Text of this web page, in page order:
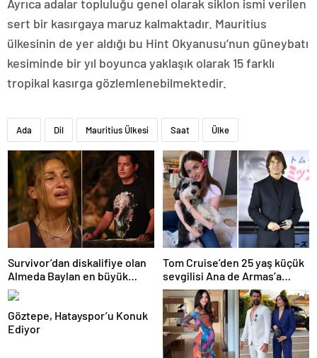
Ayrıca adalar topluluğu genel olarak siklon ismi verilen
sert bir kasırgaya maruz kalmaktadır. Mauritius
ülkesinin de yer aldığı bu Hint Okyanusu’nun güneybatı
kesiminde bir yıl boyunca yaklaşık olarak 15 farklı
tropikal kasırga gözlemlenebilmektedir.
Ada Dil Mauritius Ülkesi Saat Ülke
Survivor’dan diskalifiye olan
Almeda Baylan en büyük
pişmanlığını itiraf etti
Tom Cruise’den 25 yaş küçük
sevgilisi Ana de Armas’a
büyük torpil
Göztepe, Hatayspor’u Konuk
Ediyor